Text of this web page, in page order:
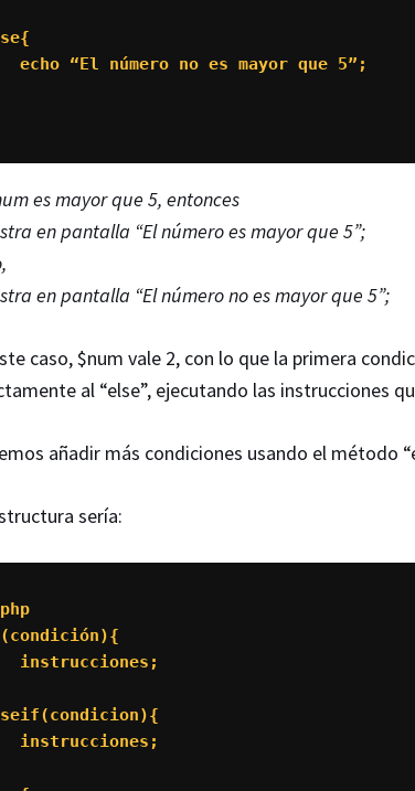
echo “El número no es mayor que 5”;
es mayor que 5, entonces
en pantalla “El número es mayor que 5”;
en pantalla “El número no es mayor que 5”;
caso, $num vale 2, con lo que la primera
al “else”, ejecutando las instrucciones
añadir más condiciones usando el método
sería:
instrucciones;
instrucciones;